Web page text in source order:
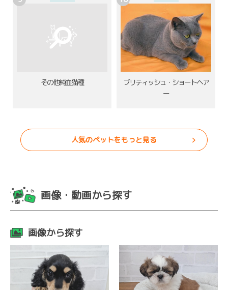
その他純血猫種
ブリティッシュ・ショートヘア
ー
人気のペットをもっと見る
画像・動画から探す
画像から探す